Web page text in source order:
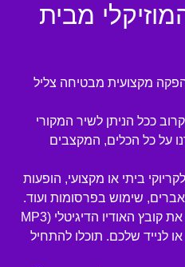
מבית
מקצועית מבטיחה צליל
ככל הניתן לשיר המקורי
על כל הכלים, המקצבים
ביתי או מקצועי, הופעות
שימוש בפרסומות ועוד.
הורידו את קובץ האודיו הדיגיטלי (MP3
לנייד שלכם. תוכלו להתחיל